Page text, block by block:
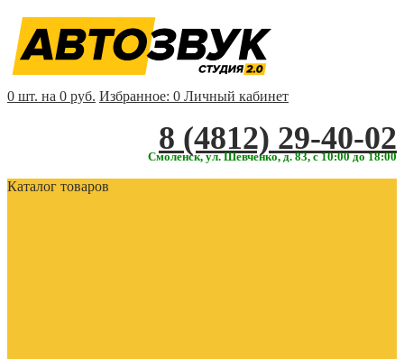
0 шт. на 0 руб. Избранное: 0 Личный кабинет
‎‎8 (4812) 29-40-02
Смоленск, ул. Шевченко, д. 83, с 10:00 до 18:00
Каталог товаров